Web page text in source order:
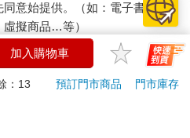
同意始提供。（如：電子書、電
擬商品…等）
。（如：內衣褲、刮鬍刀、除毛
到貨7天的猶豫期（含例假
加入購物車
：13 預訂門市商品
門市庫存